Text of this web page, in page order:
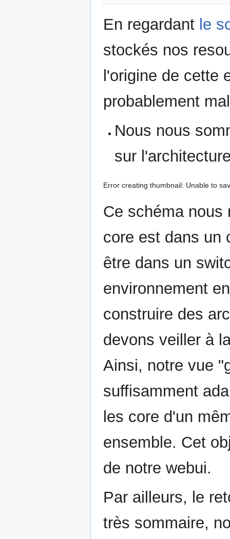
En regardant le
stockés nos
l'origine de cette
probablement
Nous nous
sur
Error creating thumbnail: Unable to
Ce schéma nous
core est dans un
être dans un
environnement
construire des
devons veiller à
Ainsi, notre vue
suffisamment
les core d'un
ensemble. Cet
de notre webui.
Par ailleurs, le
très sommaire,